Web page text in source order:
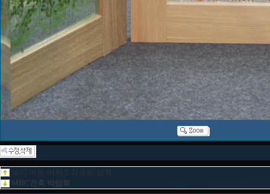
보리 아트-비취조각공원-삼척
MBC건축 박람회